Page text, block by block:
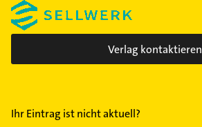
Pempelfort
Rath
Vennhausen
Verlag kontaktieren
Ihr Eintrag ist nicht aktuell?